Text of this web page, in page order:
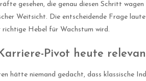
gesehen, die genau diesen Schritt
Weitsicht. Die entscheidende Frage
richtige Hebel für Wachstum wird.
Pivot heute
hätte niemand gedacht, dass klassische